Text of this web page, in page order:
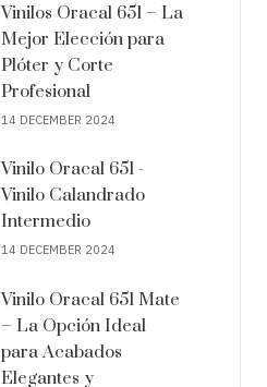
Vinilos Oracal 651 – La
Mejor Elección para
Plóter y Corte
Profesional
14 DECEMBER 2024
Vinilo Oracal 651 -
Vinilo Calandrado
Intermedio
14 DECEMBER 2024
Vinilo Oracal 651 Mate
– La Opción Ideal
para Acabados
Elegantes y